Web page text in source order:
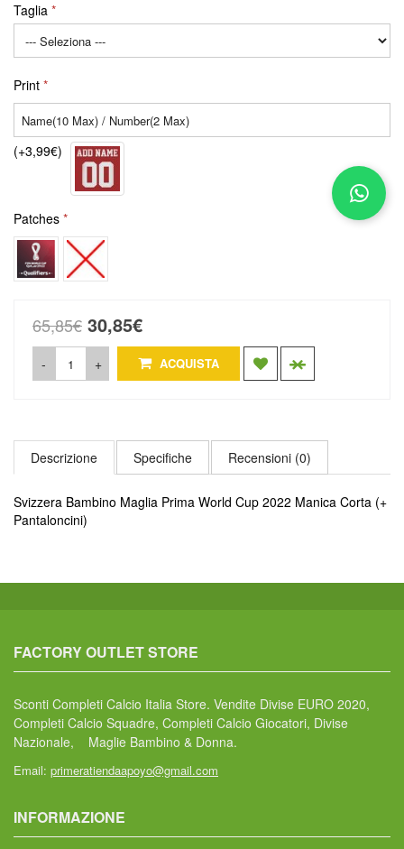
Taglia
Print
(+3,99€)
Patches
65,85€ 30,85€
- + ACQUISTA
Descrizione Specifiche Recensioni (0)
Svizzera Bambino Maglia Prima World Cup 2022 Manica Corta (+
Pantaloncini)
FACTORY OUTLET STORE
Sconti Completi Calcio Italia Store. Vendite Divise EURO 2020,
Completi Calcio Squadre, Completi Calcio Giocatori, Divise
Nazionale, Maglie Bambino & Donna.
Email: primeratiendaapoyo@gmail.com
INFORMAZIONE